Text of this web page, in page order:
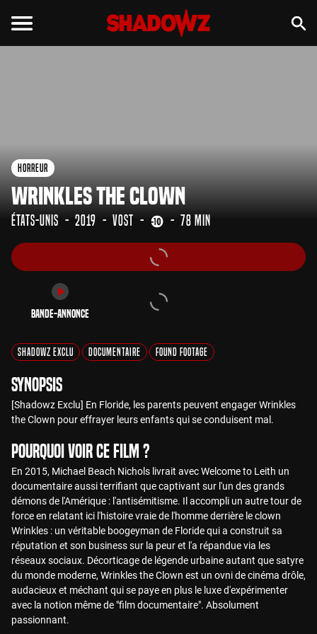
Horreur
Wrinkles the Clown
États-Unis 2019 VOST 78 min
Bande-annonce
Shadowz Exclu Documentaire Found Footage
Synopsis
[Shadowz Exclu] En Floride, les parents peuvent engager Wrinkles
the Clown pour effrayer leurs enfants qui se conduisent mal.
Pourquoi voir ce film ?
En 2015, Michael Beach Nichols livrait avec Welcome to Leith un
documentaire aussi terrifiant que captivant sur l'un des grands
démons de l'Amérique : l'antisémitisme. Il accompli un autre tour de
force en relatant ici l'histoire vraie de l'homme derrière le clown
Wrinkles : un véritable boogeyman de Floride qui a construit sa
réputation et son business sur la peur et l'a répandue via les
réseaux sociaux. Décorticage de légende urbaine autant que satyre
du monde moderne, Wrinkles the Clown est un ovni de cinéma drôle,
audacieux et méchant qui se paye en plus le luxe d'expérimenter
avec la notion même de "film documentaire". Absolument
passionnant.